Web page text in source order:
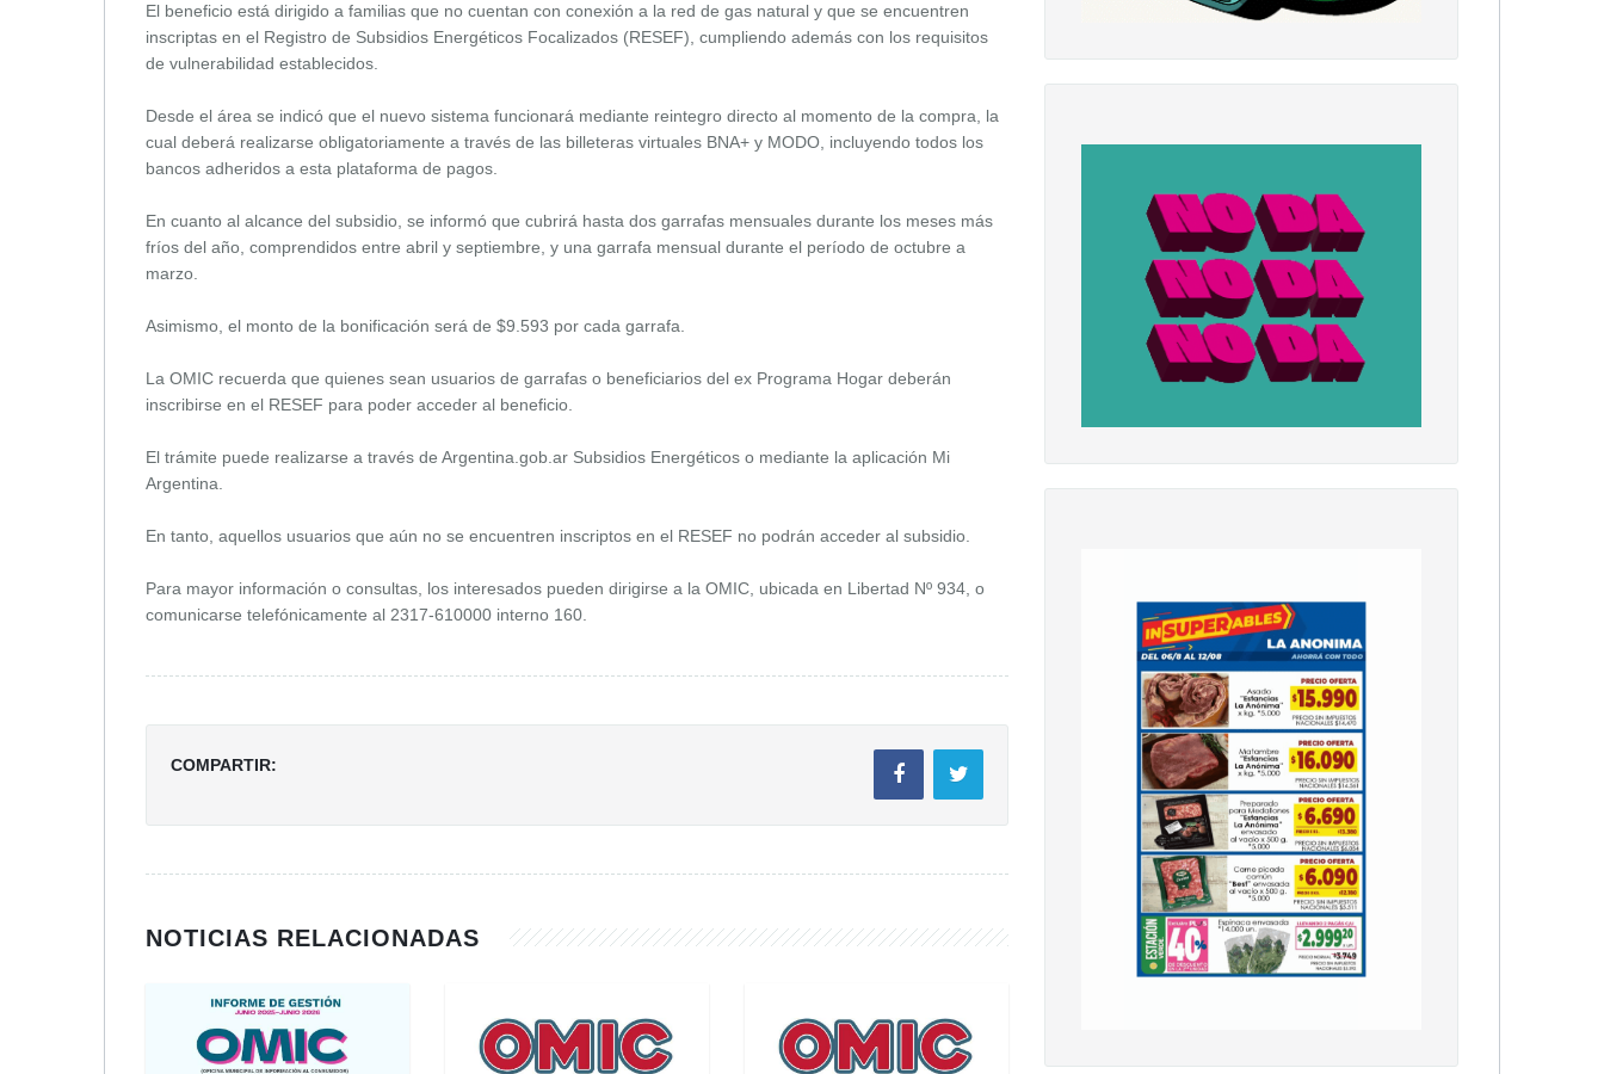
El beneficio está dirigido a familias que no cuentan con conexión a la red de gas natural y que se encuentren
inscriptas en el Registro de Subsidios Energéticos Focalizados (RESEF), cumpliendo además con los requisitos
de vulnerabilidad establecidos.
Desde el área se indicó que el nuevo sistema funcionará mediante reintegro directo al momento de la compra, la
cual deberá realizarse obligatoriamente a través de las billeteras virtuales BNA+ y MODO, incluyendo todos los
bancos adheridos a esta plataforma de pagos.
En cuanto al alcance del subsidio, se informó que cubrirá hasta dos garrafas mensuales durante los meses más
fríos del año, comprendidos entre abril y septiembre, y una garrafa mensual durante el período de octubre a
marzo.
Asimismo, el monto de la bonificación será de $9.593 por cada garrafa.
La OMIC recuerda que quienes sean usuarios de garrafas o beneficiarios del ex Programa Hogar deberán
inscribirse en el RESEF para poder acceder al beneficio.
El trámite puede realizarse a través de Argentina.gob.ar Subsidios Energéticos o mediante la aplicación Mi
Argentina.
En tanto, aquellos usuarios que aún no se encuentren inscriptos en el RESEF no podrán acceder al subsidio.
Para mayor información o consultas, los interesados pueden dirigirse a la OMIC, ubicada en Libertad Nº 934, o
comunicarse telefónicamente al 2317-610000 interno 160.
COMPARTIR:
NOTICIAS RELACIONADAS